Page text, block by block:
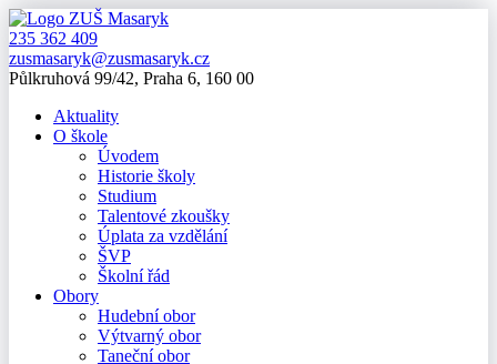
235 362 409
zusmasaryk@zusmasaryk.cz
Půlkruhová 99/42, Praha 6, 160 00
Aktuality
O škole
Úvodem
Historie školy
Studium
Talentové zkoušky
Úplata za vzdělání
ŠVP
Školní řád
Obory
Hudební obor
Výtvarný obor
Taneční obor